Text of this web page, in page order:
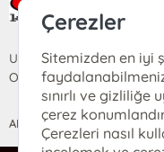
Ra
Uzun Sokak Saray
Ortahisar/TRABZON
ANASAYFA YARDIM
Çerezler
Sitemizden en iyi
sınırlı ve gizliliğe
çerez
Çerezleri nasıl